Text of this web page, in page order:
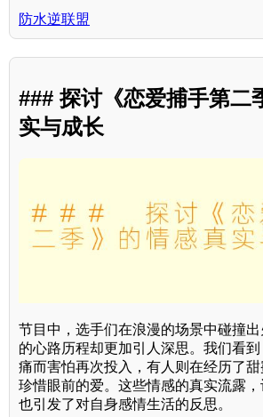
防水逆联盟
### 探讨《恋爱捕手第二
实与成长
节目中，选手们在浪漫的场景中碰撞
的心路历程却更加引人深思。我们看
痛而害怕再次投入，有人则在经历了
珍惜眼前的爱。这些情感的真实流露，
也引发了对自身感情生活的反思。